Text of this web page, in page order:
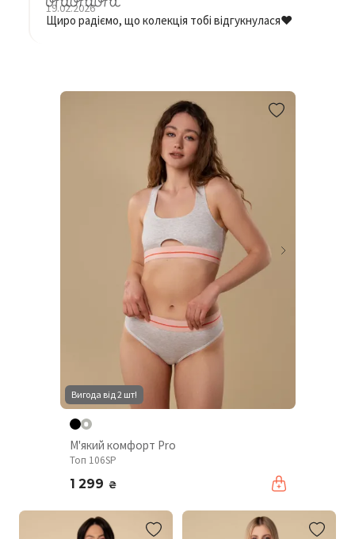
19.02.2026
Щиро радіємо, що колекція тобі відгукнулася❤️
Вигода від 2 шт!
М'який комфорт Pro
Топ 106SP
1 299 ₴